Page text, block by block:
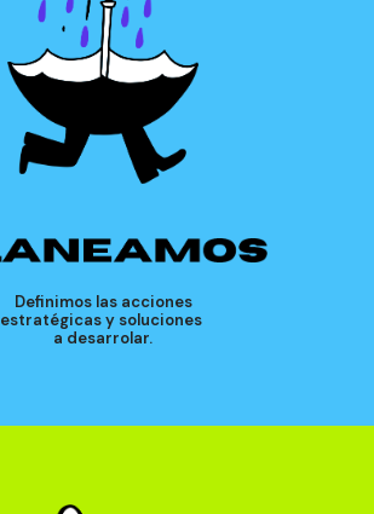
Definimos las acciones
estratégicas y soluciones
a desarrolar.